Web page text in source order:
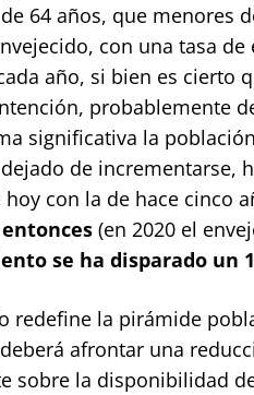
64 años, que menores
con una tasa
año, si bien es cierto
probablemente
significativa la
de incrementarse,
con la de hace cinco
(en 2020 el
se ha disparado un
redefine la pirámide
afrontar una
sobre la disponibilidad